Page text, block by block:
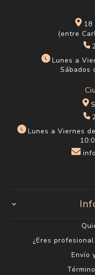
18
(entre
Lunes a
Sábados
Lunes a Viernes
¿Eres
Envío